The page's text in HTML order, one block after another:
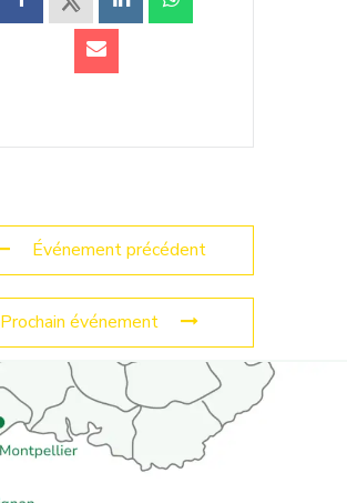
Événement précédent
Prochain événement